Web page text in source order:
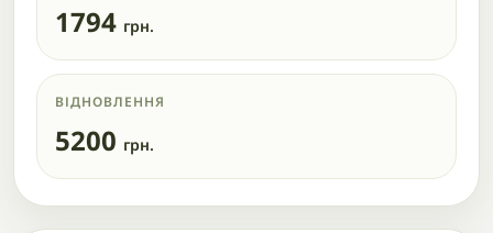
1794 грн.
ВІДНОВЛЕННЯ
5200 грн.